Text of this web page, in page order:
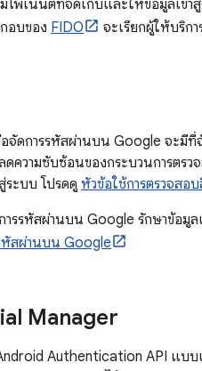
โพเนนต์ที่จัดเก็บและให้ข้อมูลเข้า
อบของ FIDO จะเรียกผู้ให้บริก
อจัดการรหัสผ่านบน Google จะ
ความซับซ้อนของกระบวนการตร
ระบบ โปรดดู หัวข้อใช้การตรวจสอ
ารรหัสผ่านบน Google รักษาข้อ
หัสผ่านบน Google
Manager
Authentication API แบบ